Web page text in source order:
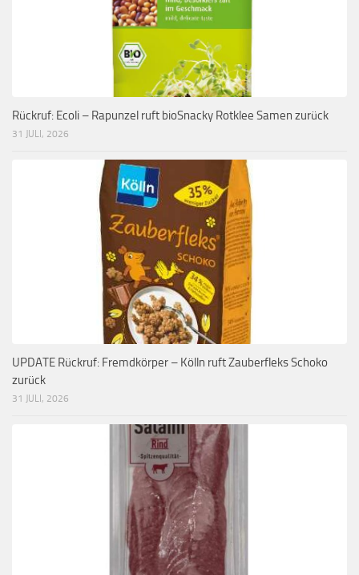
Rückruf: Ecoli – Rapunzel ruft bioSnacky Rotklee Samen zurück
31 JULI, 2026
UPDATE Rückruf: Fremdkörper – Kölln ruft Zauberfleks Schoko
zurück
31 JULI, 2026